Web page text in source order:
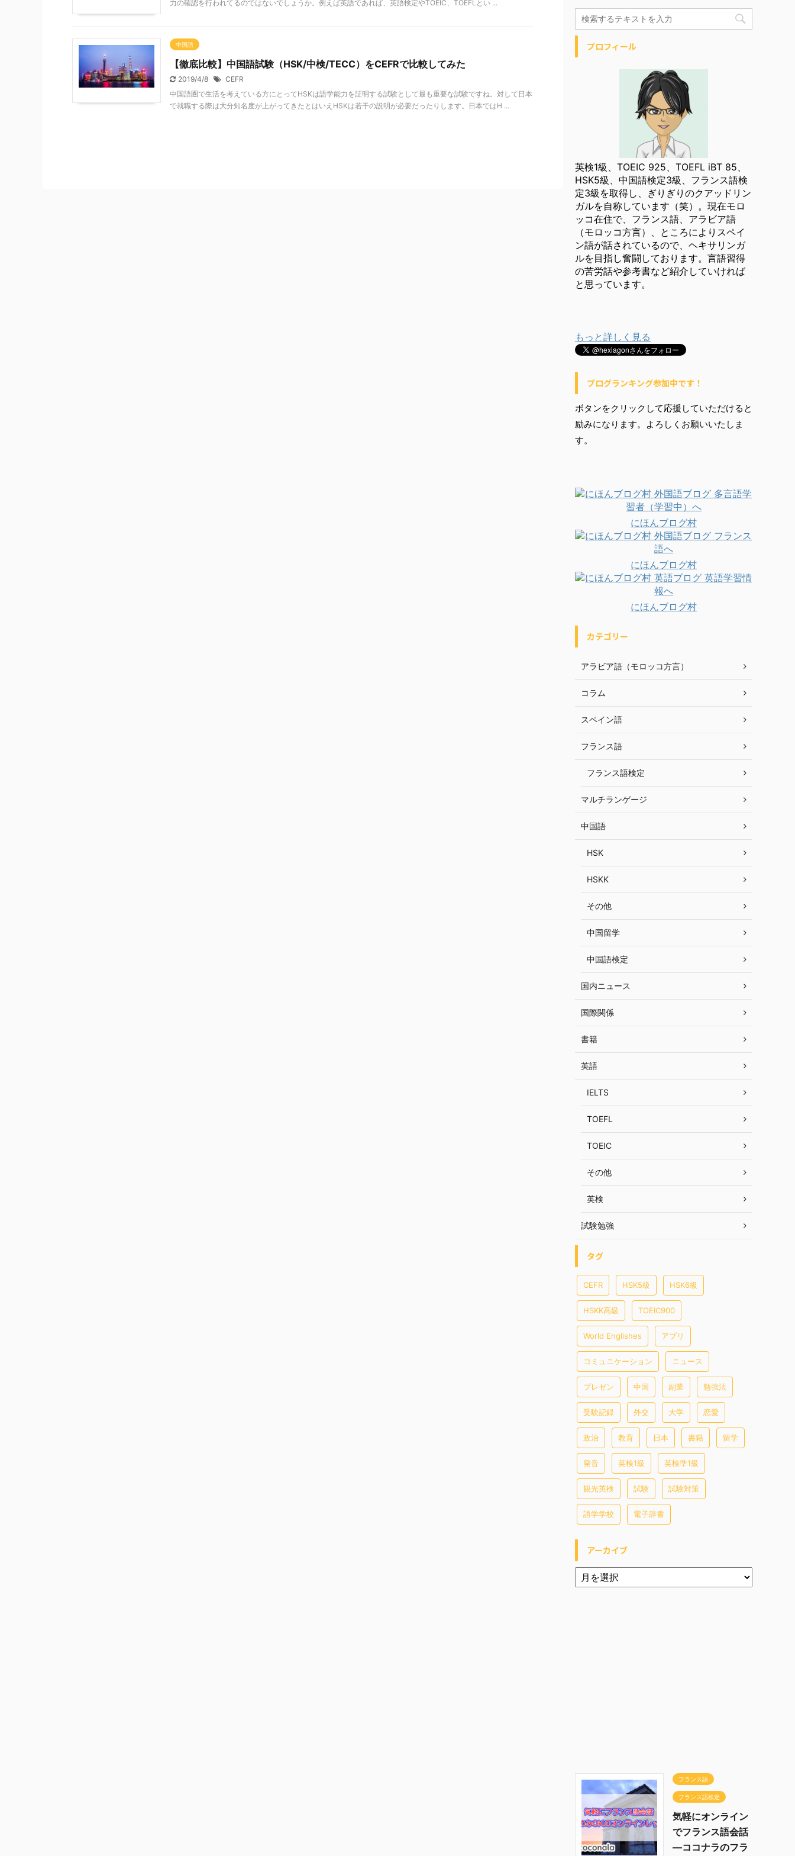
力の確認を行われてるのではないでしょうか。例えば英語であれば、英語検定やTOEIC、TOEFLとい ...
中国語
【徹底比較】中国語試験（HSK/中検/TECC）をCEFRで比較してみた
2019/4/8
CEFR
中国語圏で生活を考えている方にとってHSKは語学能力を証明する試験として最も重要な試験ですね。対して日本
で就職する際は大分知名度が上がってきたとはいえHSKは若干の説明が必要だったりします。日本ではH ...
プロフィール
英検1級、TOEIC 925、TOEFL iBT 85、
HSK5級、中国語検定3級、フランス語検
定3級を取得し、ぎりぎりのクアッドリン
ガルを自称しています（笑）。現在モロ
ッコ在住で、フランス語、アラビア語
（モロッコ方言）、ところによりスペイ
ン語が話されているので、ヘキサリンガ
ルを目指し奮闘しております。言語習得
の苦労話や参考書など紹介していければ
と思っています。
もっと詳しく見る
ブログランキング参加中です！
ボタンをクリックして応援していただけると
励みになります。よろしくお願いいたしま
す。
にほんブログ村
にほんブログ村
にほんブログ村
カテゴリー
アラビア語（モロッコ方言）
コラム
スペイン語
フランス語
フランス語検定
マルチランゲージ
中国語
HSK
HSKK
その他
中国留学
中国語検定
国内ニュース
国際関係
書籍
英語
IELTS
TOEFL
TOEIC
その他
英検
試験勉強
タグ
CEFR HSK5級 HSK6級
HSKK高級 TOEIC900
World Englishes アプリ
コミュニケーション ニュース
プレゼン 中国 副業 勉強法
受験記録 外交 大学 恋愛
政治 教育 日本 書籍 留学
発音 英検1級 英検準1級
観光英検 試験 試験対策
語学学校 電子辞書
アーカイブ
フランス語
フランス語検定
気軽にオンライン
でフランス語会話
―ココナラのフラ